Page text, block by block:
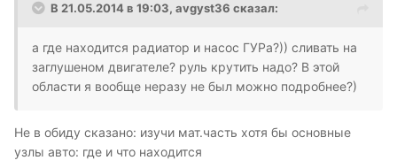
В 21.05.2014 в 19:03, avgyst36 сказал:
а где находится радиатор и насос ГУРа?)) сливать на
заглушеном двигателе? руль крутить надо? В этой
области я вообще неразу не был можно подробнее?)
Не в обиду сказано: изучи мат.часть хотя бы основные
узлы авто: где и что находится